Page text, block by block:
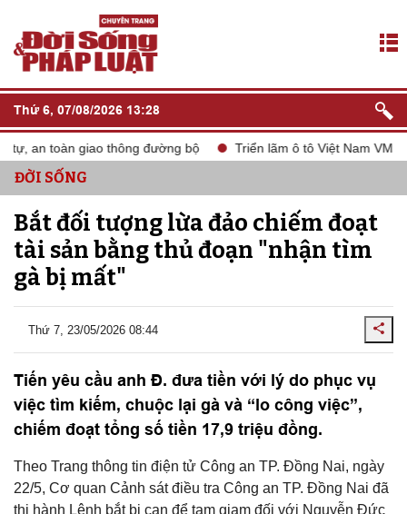
Thứ 6, 07/08/2026 13:28
an toàn giao thông đường bộ Triển lãm ô tô Việt Nam VMS
ĐỜI SỐNG
Bắt đối tượng lừa đảo chiếm đoạt
tài sản bằng thủ đoạn "nhận tìm
gà bị mất"
Thứ 7, 23/05/2026 08:44
Tiến yêu cầu anh Đ. đưa tiền với lý do phục vụ
việc tìm kiếm, chuộc lại gà và “lo công việc”,
chiếm đoạt tổng số tiền 17,9 triệu đồng.
Theo Trang thông tin điện tử Công an TP. Đồng Nai, ngày
22/5, Cơ quan Cảnh sát điều tra Công an TP. Đồng Nai đã
thi hành Lệnh bắt bị can để tạm giam đối với Nguyễn Đức